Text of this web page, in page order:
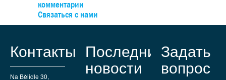
а на машине — быстро
комментарии
Связаться с нами
Контакты
Na Bělidle 30,
Последние
новости
Задать
вопрос